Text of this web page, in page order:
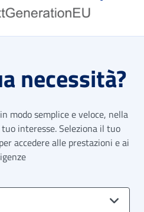
necessità?
modo semplice e veloce, nella
interesse. Seleziona il tuo
accedere alle prestazioni e ai